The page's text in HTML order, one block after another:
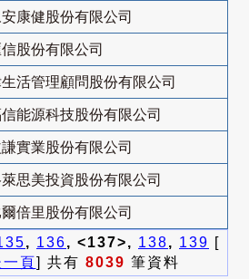
康健股份有限公司
信股份有限公司
活管理顧問股份有限公司
能源科技股份有限公司
實業股份有限公司
思美投資股份有限公司
爾倍里股份有限公司
, 136, <137>, 138, 139 [
頁] 共有 8039 筆資料